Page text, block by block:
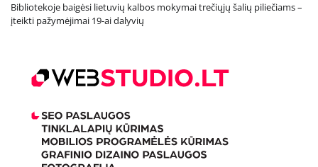
Bibliotekoje baigėsi lietuvių kalbos mokymai trečiųjų šalių piliečiams –
įteikti pažymėjimai 19-ai dalyvių